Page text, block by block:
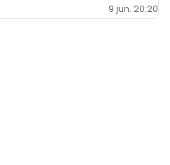
9 jun. 20:20